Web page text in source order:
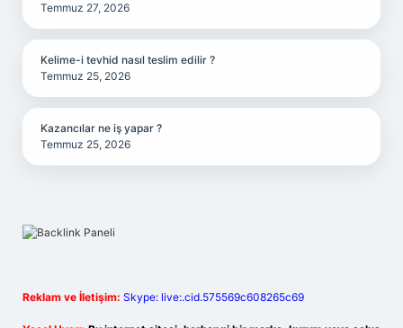
Temmuz 27, 2026
Kelime-i tevhid nasıl teslim edilir ?
Temmuz 25, 2026
Kazancılar ne iş yapar ?
Temmuz 25, 2026
Reklam ve İletişim: Skype: live:.cid.575569c608265c69